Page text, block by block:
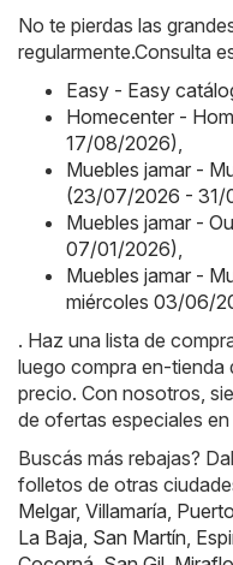
No te pierdas las
regularmente.Consulta
Easy - Easy
Homecenter -
17/08/2026)
Muebles jamar -
(23/07/2026 - 31/
Muebles jamar -
07/01/2026)
Muebles jamar -
miércoles 03/06/
. Haz una lista de
luego compra en-tienda
precio. Con nosotros,
de ofertas especiales en
Buscás más rebajas?
folletos de otras
Melgar, Villamaría
La Baja San Martín